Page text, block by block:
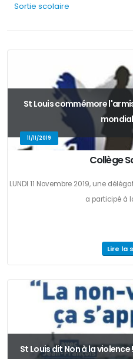
Sortie scolaire
St Louis commémore
11/11/2019
Collège
LUNDI 11 Novembre 2019, une
a participé à
Lire la
St Louis dit Non à la violence !